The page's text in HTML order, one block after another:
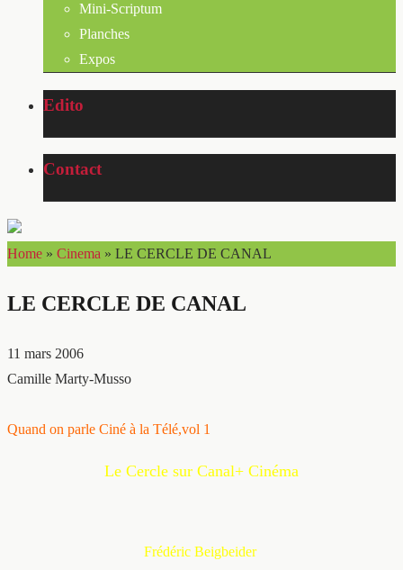
Mini-Scriptum
Planches
Expos
Edito
Contact
Home » Cinema » LE CERCLE DE CANAL
LE CERCLE DE CANAL
11 mars 2006
Camille Marty-Musso
Quand on parle Ciné à la Télé,vol 1
Le Cercle sur Canal+ Cinéma
Frédéric Beigbeider